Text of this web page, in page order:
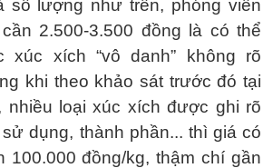
số lượng như trên, phóng viên
2.500-3.500 đồng là có thể
xúc xích “vô danh” không rõ
khi theo khảo sát trước đó tại
nhiều loại xúc xích được ghi rõ
dụng, thành phần... thì giá có
100.000 đồng/kg, thậm chí gần